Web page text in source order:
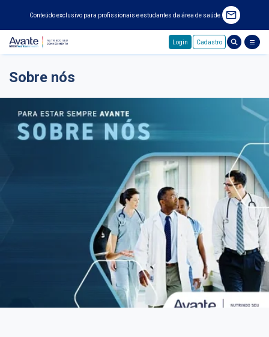
Conteúdo exclusivo para profissionais e estudantes da área de saúde.
Login Cadastro
Sobre nós